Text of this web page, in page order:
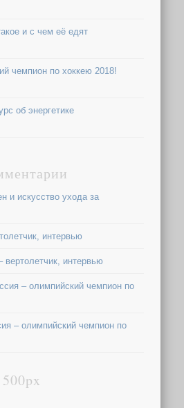
и с чем её едят
чемпион по хоккею 2018!
об энергетике
и искусство ухода за
интервью
вертолетчик, интервью
– олимпийский чемпион по
– олимпийский чемпион по